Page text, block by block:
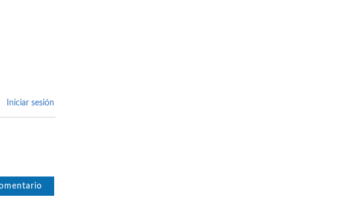
Iniciar sesión